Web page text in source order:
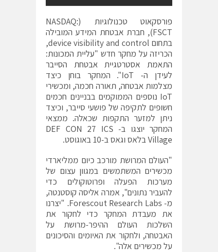
פורסקאוט טכנולוגיות
(NASDAQ:
FSCT), חברת אבטחת המידע המובילה
בתחום device visibility and control
,
הכריזה על מחקר חדש "עליית המכונות:
התאמת אסטרטגיית אבטחת הסייבר
לעידן ה- IoT". המחקר בוחן כיצד
מצלמות אבטחה, תאורה חכמה, ומכשירי
IoT נוספים הממוקמים בבניינים חכמים
חשופים לתקיפה של פושעי סייבר, וכיצד
ניתן למזער התקפות שכאלה. ממצאי
המחקר יוצגו ב- DEF CON 27 ICS
Villageבלאס וגאס ב-10 באוגוסט.
"העולם המרושת מורכב כיום ממליארדי
מכשירים המשתמשים במגוון עצום של
מערכות הפעלה ופרוטוקולים כדי
להעביר נתונים", אמרה אליסה קוסטנטה,
מ- Forescout Research Labs. "יצרנו
את מעבדת המחקר כדי לחקור את
השלכות העולם ההיפר-מרושת על
האבטחה, ולחקור את האיומים והסיכונים
על מכשירים אלה".